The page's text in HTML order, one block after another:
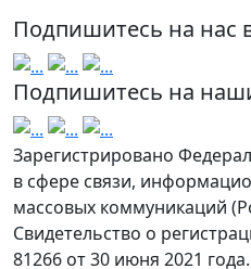
Подпишитесь на нас
Подпишитесь на
Зарегистрировано
в сфере связи,
массовых коммуникаций
Свидетельство о
81266 от 30 июня 2021 года.